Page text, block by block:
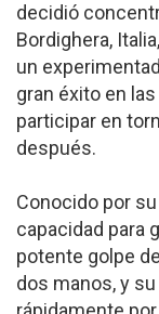
decidió
Bordighera,
un
gran éxito en
participar en
después.
Conocido por
capacidad para
potente golpe
dos manos, y